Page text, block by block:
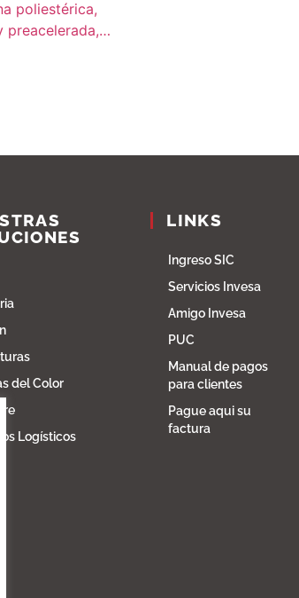
poliestérica,
del Color
Logísticos
LINKS
Ingreso SIC
Servicios Invesa
Amigo Invesa
PUC
Manual de pagos
para clientes
Pague aqui su
factura